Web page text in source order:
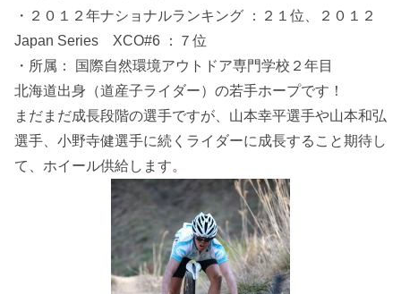
・２０１２年ナショナルランキング ：２１位、２０１２
Japan Series XCO#6 ：７位
・所属： 国際自然環境アウトドア専門学校２年目
北海道出身（道産子ライダー）の若手ホープです！
まだまだ成長段階の選手ですが、山本幸平選手や山本和弘
選手、小野寺健選手に続くライダーに成長すること期待し
て、ホイール供給します。